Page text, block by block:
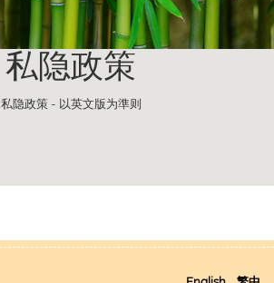
私隐政策
私隐政策 - 以英文版为準则